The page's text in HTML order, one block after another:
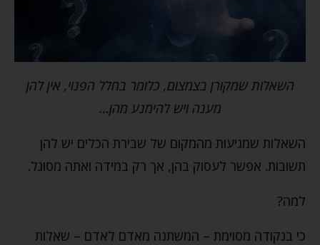
השאלות שמקורן בצמצום, כלומר בחלל הפנוי, אין להן
מענה ויש להימנע מהן…
השאלות שמגיעות מהמקום של שבירת הכלים יש להן
תשובות. אפשר לעסוק בהן, אך רק במידה ואתה מסוגל.
למה?
כי בנקודה מסוימת – המשתנה מאדם לאדם – שאלות